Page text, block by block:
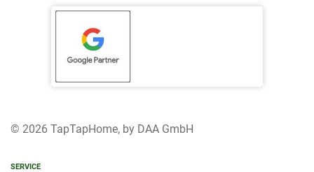
© 2026 TapTapHome, by DAA GmbH
SERVICE